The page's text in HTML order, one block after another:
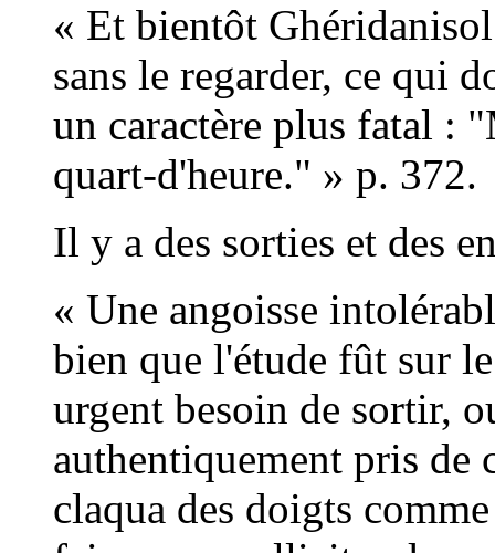
« Et bientôt
sans le regarder, ce qui
un caractère plus fatal :
quart-d'heure." » p. 372.
Il y a des sorties et des
« Une angoisse
bien que l'étude fût sur
urgent besoin de sortir,
authentiquement pris
claqua des doigts